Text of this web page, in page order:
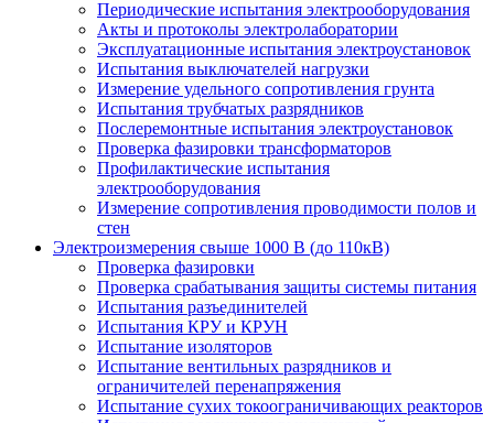
Периодические испытания электрооборудования
Акты и протоколы электролаборатории
Эксплуатационные испытания электроустановок
Испытания выключателей нагрузки
Измерение удельного сопротивления грунта
Испытания трубчатых разрядников
Послеремонтные испытания электроустановок
Проверка фазировки трансформаторов
Профилактические испытания
электрооборудования
Измерение сопротивления проводимости полов и
стен
Электроизмерения свыше 1000 В (до 110кВ)
Проверка фазировки
Проверка срабатывания защиты системы питания
Испытания разъединителей
Испытания КРУ и КРУН
Испытание изоляторов
Испытание вентильных разрядников и
ограничителей перенапряжения
Испытание сухих токоограничивающих реакторов